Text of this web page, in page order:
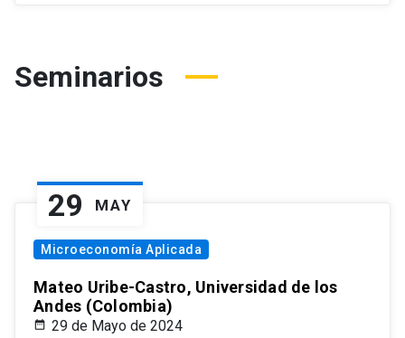
Seminarios
29 MAY
Microeconomía Aplicada
Mateo Uribe-Castro, Universidad de los
Andes (Colombia)
29 de Mayo de 2024